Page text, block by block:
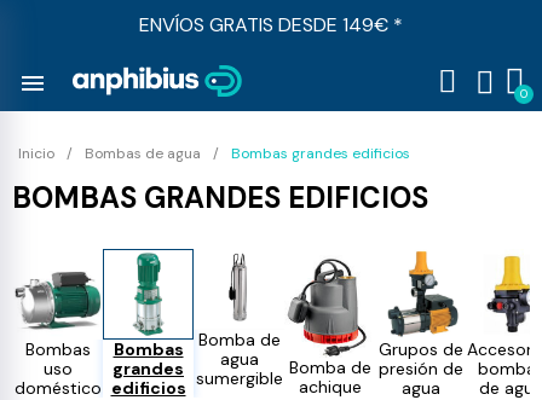
ENVÍOS GRATIS DESDE 149€ *
menu
Inicio Bombas de agua Bombas grandes edificios
BOMBAS GRANDES EDIFICIOS
Bombas
uso
doméstico
Bombas
grandes
edificios
Bomba de
agua
sumergible Bomba de
achique
Grupos de
presión de
agua
de agua